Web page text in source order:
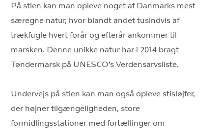
På stien kan man opleve noget af Danmarks mest
særegne natur, hvor blandt andet tusindvis af
trækfugle hvert forår og efterår ankommer til
marsken. Denne unikke natur har i 2014 bragt
Tøndermarsk på UNESCO’s Verdensarvsliste.
Undervejs på stien kan man også opleve stisløjfer,
der højner tilgængeligheden, store
formidlingsstationer med fortællinger om